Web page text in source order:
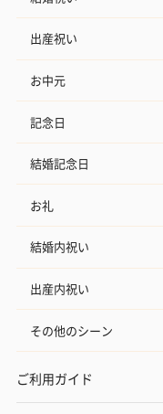
出産祝い
お中元
記念日
結婚記念日
お礼
結婚内祝い
出産内祝い
その他のシーン
ご利用ガイド